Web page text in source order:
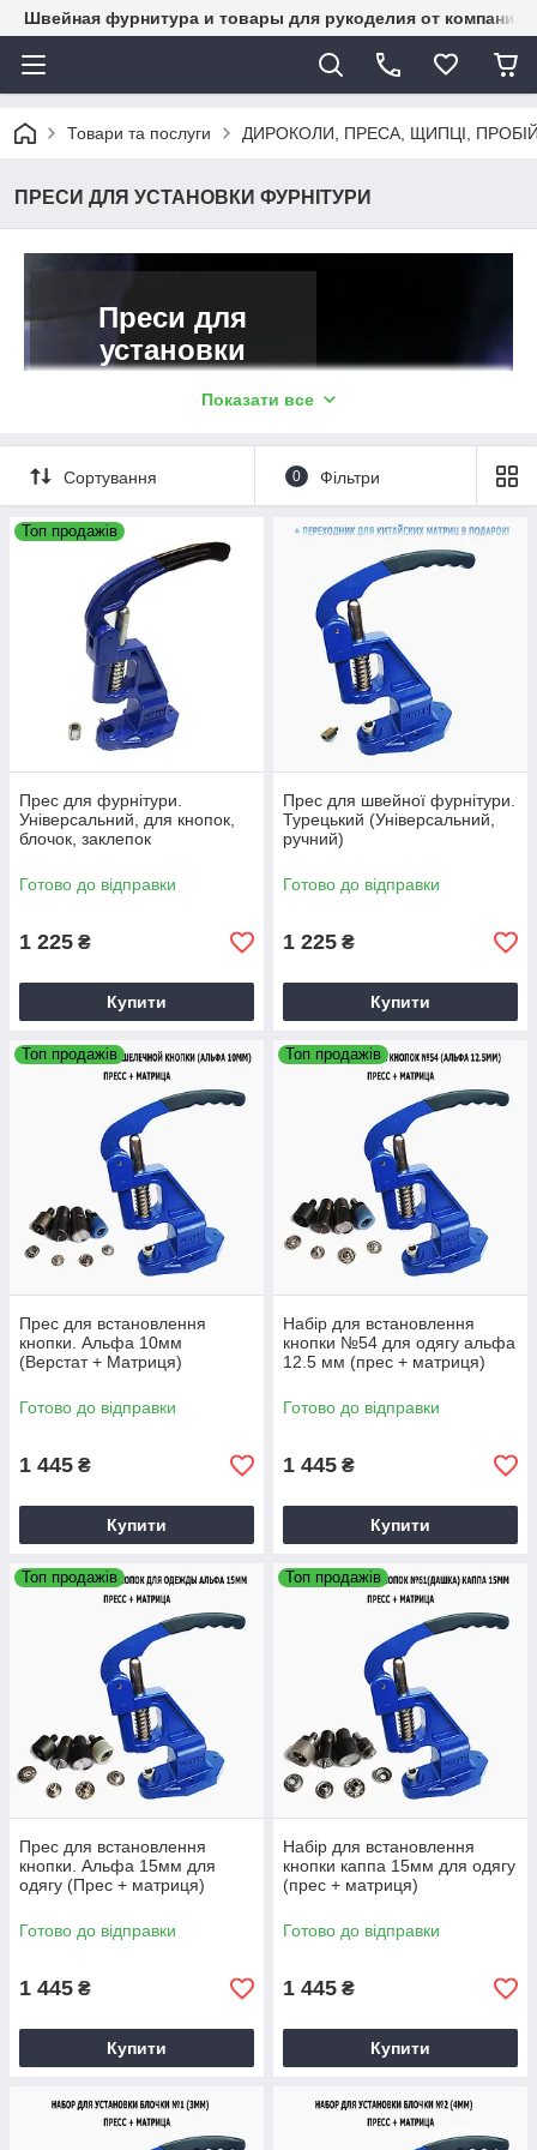
Швейная фурнитура и товары для рукоделия от
Товари та послуги ДИРОКОЛИ, ПРЕСА, ЩИПЦІ,
ПРЕСИ ДЛЯ УСТАНОВКИ ФУРНІТУРИ
Преси для
установки
фурнітури
Необхідне
шиття і рукоділля
Під час виробництва
сумок, одягу, будь-яких
інших швейних виробів,
не обійтися без
використання фурнітури.
Її також закріплюють під
час створення рекламних
банерів або туристичних
девайсів. Наша компанія
пропонує полегшити
швейна справа і придбати
спеціальні преси, які б
Ознайомитися з
Купуйте з вигодою
Знижка 10%
на другий товар у чеку.
Спеціальні пропозиції
для оптових покупців.
Додатковізнижки і бонусидля постійних
клієнтів.
Вибирай свій подарунок
Перехідник під матрицю.
Дозволяє перебудувати прес
китайські матриці (М6-М8).
Перехідник для матриць під
заготовки.
Призначений для
турецьких матриць
обтягування ґудзиків.
Показати все
Сортування 0 Фільтри
Топ продажів
Прес для фурнітури.
Універсальний, для кнопок,
блочок, заклепок
Готово до відправки
1 225 ₴
Купити
Прес для швейної фурнітури.
Турецький (Універсальний,
ручний)
Готово до відправки
1 225 ₴
Купити
Топ продажів
Прес для встановлення
кнопки. Альфа 10мм
(Верстат + Матриця)
Готово до відправки
1 445 ₴
Купити
Топ продажів
Набір для встановлення
кнопки №54 для одягу альфа
12.5 мм (прес + матриця)
Готово до відправки
1 445 ₴
Купити
Топ продажів
Прес для встановлення
кнопки. Альфа 15мм для
одягу (Прес + матриця)
Готово до відправки
1 445 ₴
Купити
Топ продажів
Набір для встановлення
кнопки каппа 15мм для одягу
(прес + матриця)
Готово до відправки
1 445 ₴
Купити